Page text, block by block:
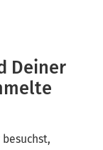
Deiner